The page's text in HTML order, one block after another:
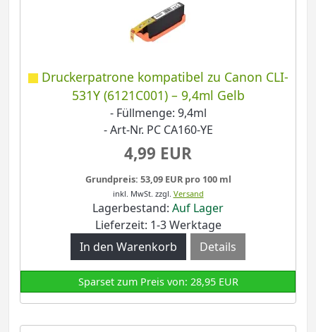
Druckerpatrone kompatibel zu Canon CLI-
531Y (6121C001) – 9,4ml Gelb
- Füllmenge: 9,4ml
- Art-Nr. PC CA160-YE
4,99 EUR
Grundpreis: 53,09 EUR pro 100 ml
inkl. MwSt. zzgl. Versand
Lagerbestand: Auf Lager
Lieferzeit: 1-3 Werktage
Details
Sparset zum Preis von: 28,95 EUR